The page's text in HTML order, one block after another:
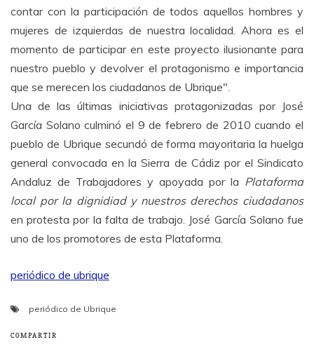
contar con la participación de todos aquellos hombres y
mujeres de izquierdas de nuestra localidad. Ahora es el
momento de participar en este proyecto ilusionante para
nuestro pueblo y devolver el protagonismo e importancia
que se merecen los ciudadanos de Ubrique".
Una de las últimas iniciativas protagonizadas por José
García Solano culminó el 9 de febrero de 2010 cuando el
pueblo de Ubrique secundó de forma mayoritaria la huelga
general convocada en la Sierra de Cádiz por el Sindicato
Andaluz de Trabajadores y apoyada por la Plataforma
local por la dignidiad y nuestros derechos ciudadanos
en protesta por la falta de trabajo. José García Solano fue
uno de los promotores de esta Plataforma.
periódico de ubrique
periódico de Ubrique
COMPARTIR